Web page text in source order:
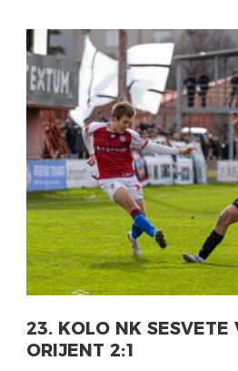
23. KOLO NK SESVETE
ORIJENT 2:1